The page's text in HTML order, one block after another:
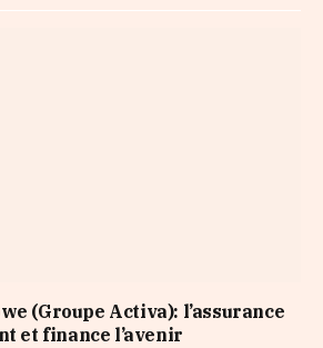
(Groupe Activa): l’assurance
et finance l’avenir